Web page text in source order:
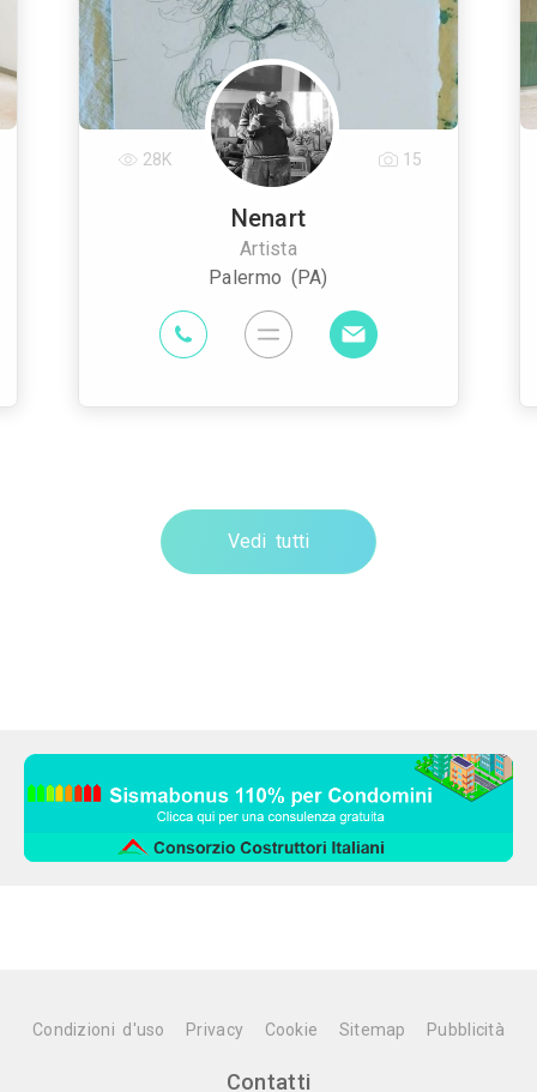
Nenart
Artista
Palermo (PA)
28K 15
Vedi tutti
Condizioni d'uso Privacy Cookie Sitemap Pubblicità
Contatti